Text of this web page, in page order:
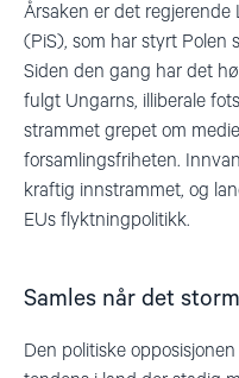
Årsaken er det
(PiS), som har styrt Polen
Siden den gang har det
fulgt Ungarns, illiberale
strammet grepet om
forsamlingsfriheten.
kraftig innstrammet, og
EUs flyktningpolitikk.
Samles når det
Den politiske